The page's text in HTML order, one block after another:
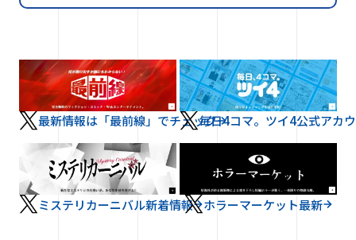
最新情報は「最前線」でチェック毎日4コマ。ツイ4公式アカ
ミステリカーニバル新着情報 ホラーマーケット最新